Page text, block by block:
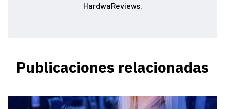
HardwaReviews.
Publicaciones relacionadas